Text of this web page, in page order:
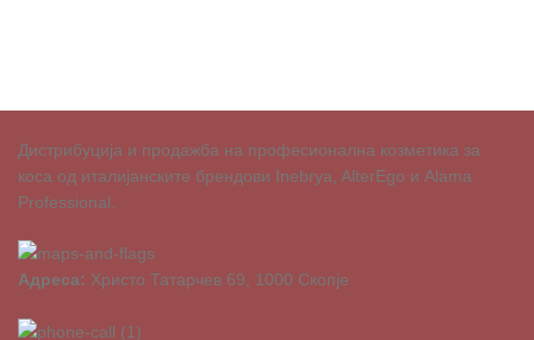
Дистрибуција и продажба на професионална козметика за
коса од италијанските брендови Inebrya, AlterEgo и Alama
Professional.
Адреса: Христо Татарчев 69, 1000 Скопје